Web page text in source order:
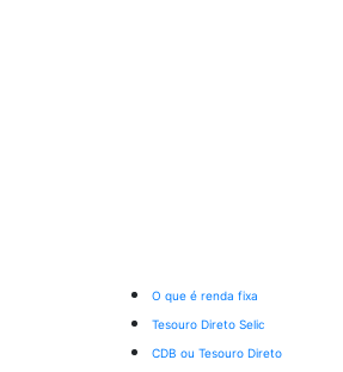
O que é renda fixa
Tesouro Direto Selic
CDB ou Tesouro Direto